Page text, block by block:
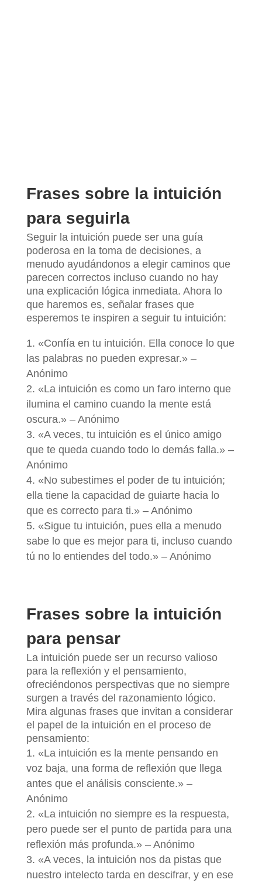
Frases sobre la intuición
para seguirla
Seguir la intuición puede ser una guía
poderosa en la toma de decisiones, a
menudo ayudándonos a elegir caminos que
parecen correctos incluso cuando no hay
una explicación lógica inmediata. Ahora lo
que haremos es, señalar frases que
esperemos te inspiren a seguir tu intuición:
«Confía en tu intuición. Ella conoce lo que
las palabras no pueden expresar.» –
Anónimo
«La intuición es como un faro interno que
ilumina el camino cuando la mente está
oscura.» – Anónimo
«A veces, tu intuición es el único amigo
que te queda cuando todo lo demás falla.» –
Anónimo
«No subestimes el poder de tu intuición;
ella tiene la capacidad de guiarte hacia lo
que es correcto para ti.» – Anónimo
«Sigue tu intuición, pues ella a menudo
sabe lo que es mejor para ti, incluso cuando
tú no lo entiendes del todo.» – Anónimo
Frases sobre la intuición
para pensar
La intuición puede ser un recurso valioso
para la reflexión y el pensamiento,
ofreciéndonos perspectivas que no siempre
surgen a través del razonamiento lógico.
Mira algunas frases que invitan a considerar
el papel de la intuición en el proceso de
pensamiento:
«La intuición es la mente pensando en
voz baja, una forma de reflexión que llega
antes que el análisis consciente.» –
Anónimo
«La intuición no siempre es la respuesta,
pero puede ser el punto de partida para una
reflexión más profunda.» – Anónimo
«A veces, la intuición nos da pistas que
nuestro intelecto tarda en descifrar, y en ese